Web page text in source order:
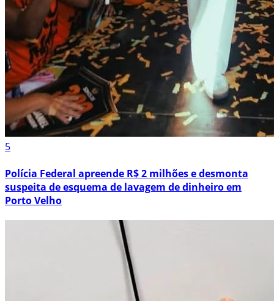
5
Polícia Federal apreende R$ 2 milhões e desmonta
suspeita de esquema de lavagem de dinheiro em
Porto Velho